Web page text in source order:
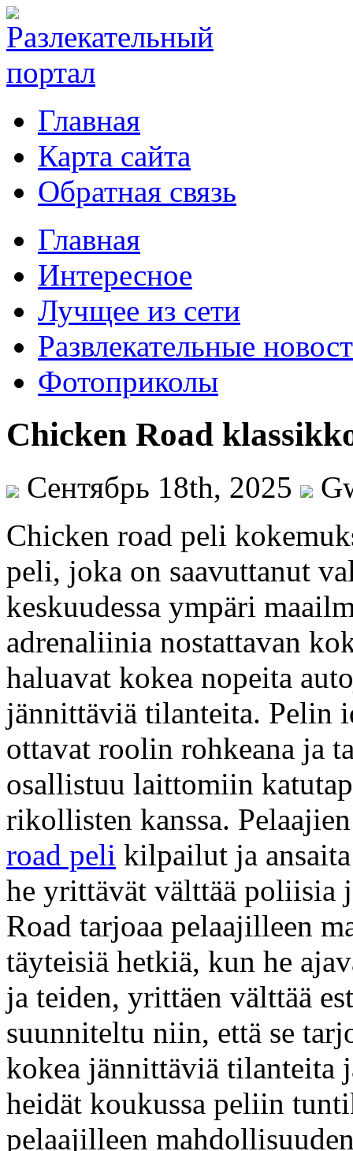
Главная
Карта сайта
Обратная связь
Главная
Интересное
Лучщее из сети
Развлекательные
Фотоприколы
Chicken Road
Сентябрь 18th, 2025
Chicken road peli
peli, joka on saavuttanut
keskuudessa ympäri
adrenaliinia nostattavan
haluavat kokea nopeita
jännittäviä tilanteita. Pelin
ottavat roolin rohkeana ja
osallistuu laittomiin
rikollisten kanssa.
road peli kilpailut ja
he yrittävät välttää poliisia
Road tarjoaa pelaajilleen
täyteisiä hetkiä, kun he
ja teiden, yrittäen välttää
suunniteltu niin, että se
kokea jännittäviä tilanteita
heidät koukussa peliin
pelaajilleen